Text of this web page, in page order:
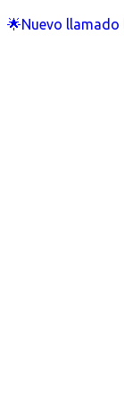
🌟Nuevo llamado